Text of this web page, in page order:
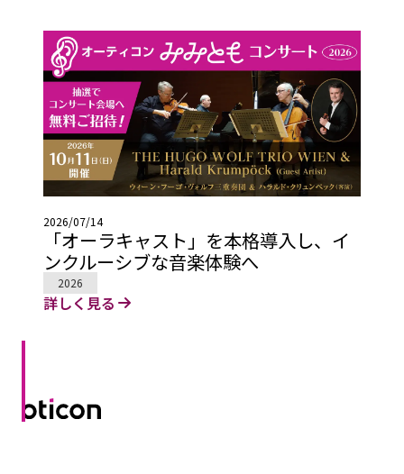
2026/07/14
「オーラキャスト」を本格導入し、イ
ンクルーシブな音楽体験へ
2026
詳しく見る